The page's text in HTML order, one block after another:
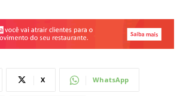
X WhatsApp